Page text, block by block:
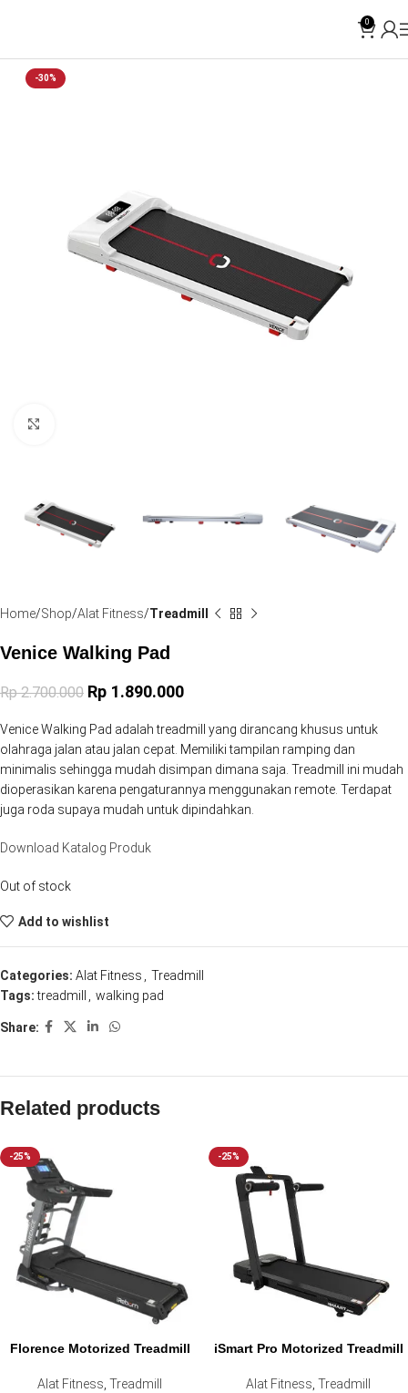
0
-30%
Home Shop Alat Fitness Treadmill
Venice Walking Pad
Rp2.700.000 Rp 1.890.000
Venice Walking Pad adalah treadmill yang dirancang khusus untuk
olahraga jalan atau jalan cepat. Memiliki tampilan ramping dan
minimalis sehingga mudah disimpan dimana saja. Treadmill ini mudah
dioperasikan karena pengaturannya menggunakan remote. Terdapat
juga roda supaya mudah untuk dipindahkan.
Download Katalog Produk
Out of stock
Add to wishlist
Categories: Alat Fitness , Treadmill
Tags: treadmill , walking pad
Share:
Related products
-25%
Florence Motorized Treadmill
Alat Fitness, Treadmill
-25%
iSmart Pro Motorized Treadmill
Alat Fitness, Treadmill